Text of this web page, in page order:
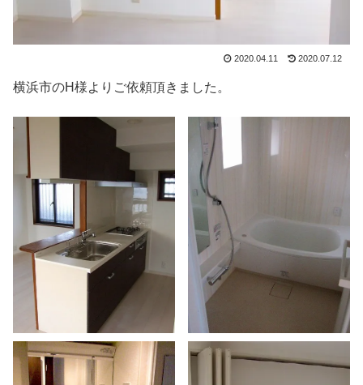
2020.04.11 2020.07.12
横浜市のH様よりご依頼頂きました。